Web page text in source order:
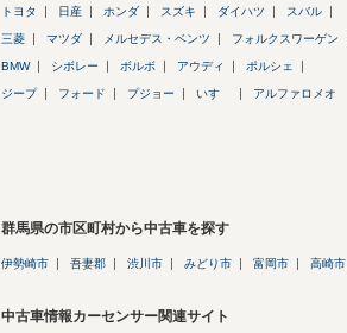
トヨタ 日産 ホンダ スズキ ダイハツ スバル
三菱 マツダ メルセデス・ベンツ フォルクスワーゲン
BMW シボレー ボルボ アウディ ポルシェ
ジープ フォード プジョー いすゞ アルファロメオ
群馬県の市区町村から中古車を探す
伊勢崎市 吾妻郡 渋川市 みどり市 富岡市 高崎市
中古車情報カーセンサー関連サイト